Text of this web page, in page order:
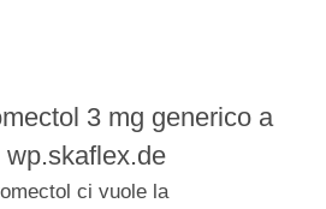
3 mg generico a
ci vuole la